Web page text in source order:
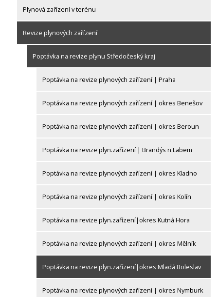
Plynová zařízení v terénu
Revize plynových zařízení
Poptávka na revize plynu Středočeský kraj
Poptávka na revize plynových zařízení | Praha
Poptávka na revize plynových zařízení | okres Benešov
Poptávka na revize plynových zařízení | okres Beroun
Poptávka na revize plyn.zařízení | Brandýs n.Labem
Poptávka na revize plynových zařízení | okres Kladno
Poptávka na revize plynových zařízení | okres Kolín
Poptávka na revize plyn.zařízení|okres Kutná Hora
Poptávka na revize plynových zařízení | okres Mělník
Poptávka na revize plyn.zařízení|okres Mladá Boleslav
Poptávka na revize plynových zařízení | okres Nymburk